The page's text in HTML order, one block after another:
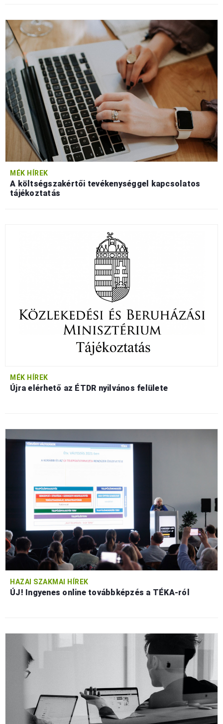
MÉK HÍREK
A költségszakértői tevékenységgel kapcsolatos
tájékoztatás
MÉK HÍREK
Újra elérhető az ÉTDR nyilvános felülete
HAZAI SZAKMAI HÍREK
ÚJ! Ingyenes online továbbképzés a TÉKA-ról